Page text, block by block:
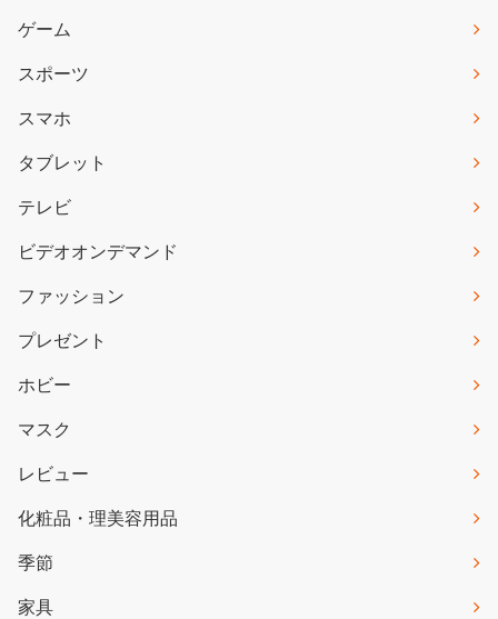
ゲーム
スポーツ
スマホ
タブレット
テレビ
ビデオオンデマンド
ファッション
プレゼント
ホビー
マスク
レビュー
化粧品・理美容用品
季節
家具